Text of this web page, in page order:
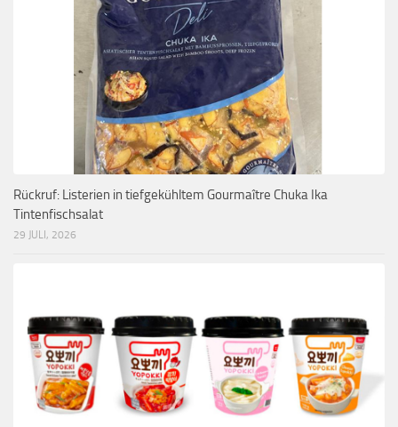
Rückruf: Listerien in tiefgekühltem Gourmaître Chuka Ika
Tintenfischsalat
29 JULI, 2026